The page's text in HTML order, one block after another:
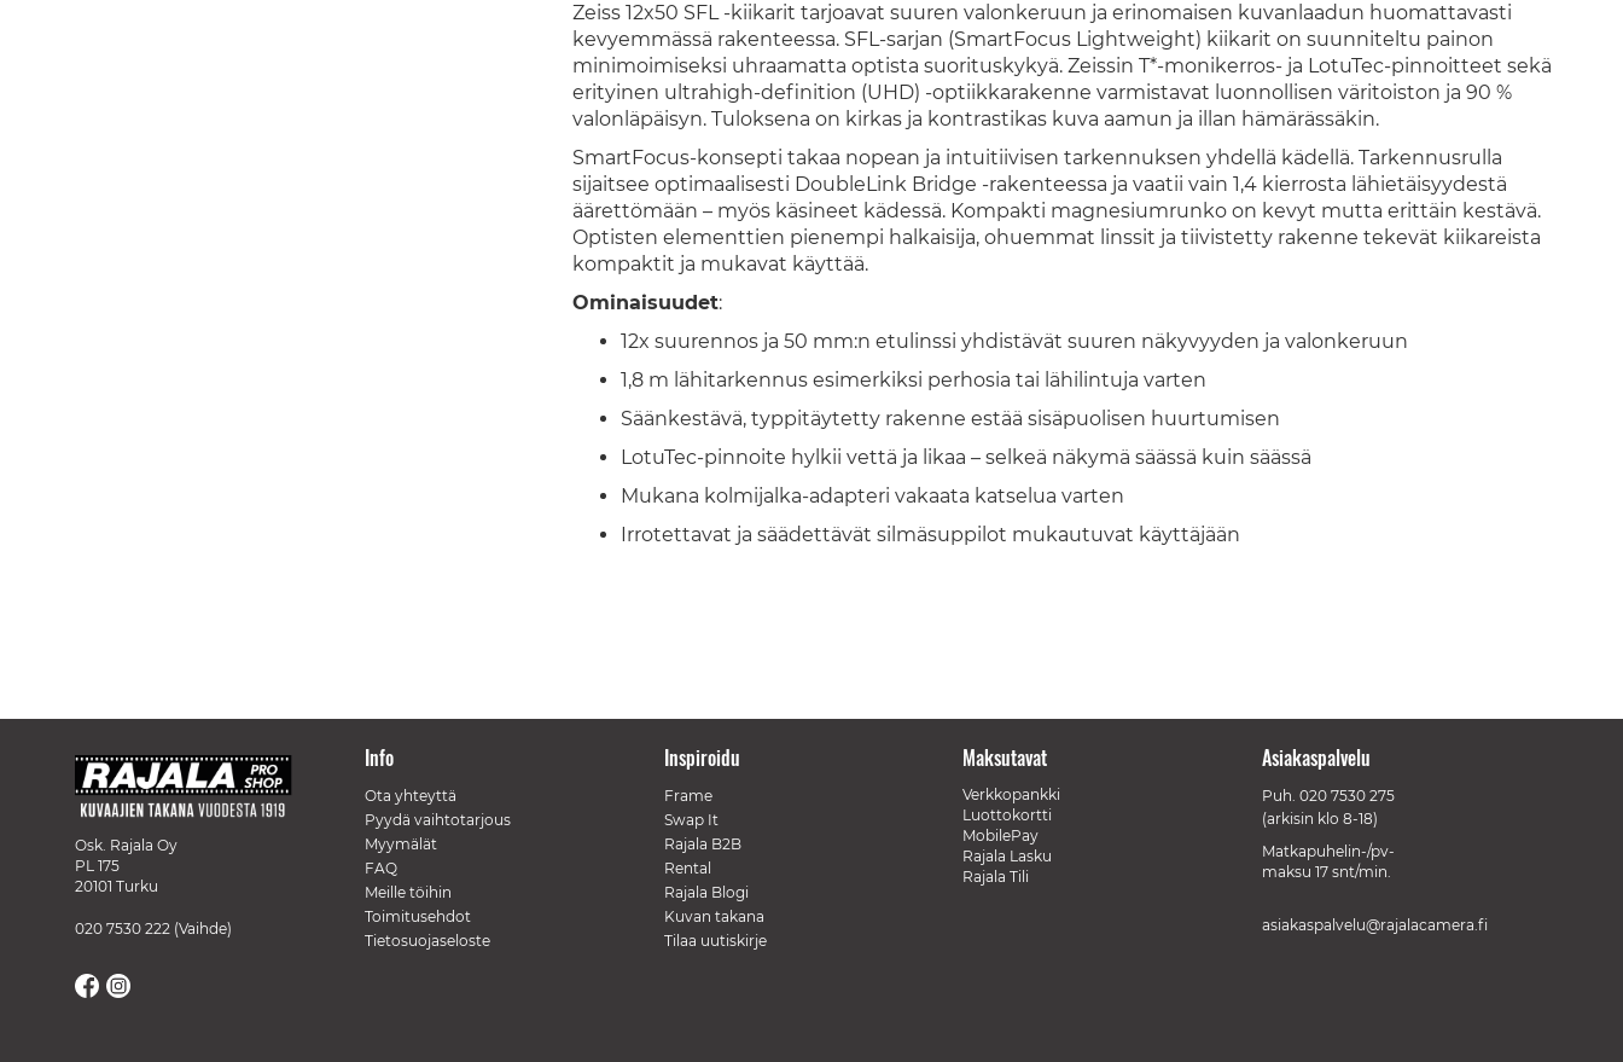
Zeiss 12x50 SFL -kiikarit tarjoavat suuren valonkeruun ja erinomaisen kuvanlaadun huomattavasti
kevyemmässä rakenteessa. SFL-sarjan (SmartFocus Lightweight) kiikarit on suunniteltu painon
minimoimiseksi uhraamatta optista suorituskykyä. Zeissin T*-monikerros- ja LotuTec-pinnoitteet sekä
erityinen ultrahigh-definition (UHD) -optiikkarakenne varmistavat luonnollisen väritoiston ja 90 %
valonläpäisyn. Tuloksena on kirkas ja kontrastikas kuva aamun ja illan hämärässäkin.
SmartFocus-konsepti takaa nopean ja intuitiivisen tarkennuksen yhdellä kädellä. Tarkennusrulla
sijaitsee optimaalisesti DoubleLink Bridge -rakenteessa ja vaatii vain 1,4 kierrosta lähietäisyydestä
äärettömään – myös käsineet kädessä. Kompakti magnesiumrunko on kevyt mutta erittäin kestävä.
Optisten elementtien pienempi halkaisija, ohuemmat linssit ja tiivistetty rakenne tekevät kiikareista
kompaktit ja mukavat käyttää.
Ominaisuudet:
12x suurennos ja 50 mm:n etulinssi yhdistävät suuren näkyvyyden ja valonkeruun
1,8 m lähitarkennus esimerkiksi perhosia tai lähilintuja varten
Säänkestävä, typpitäytetty rakenne estää sisäpuolisen huurtumisen
LotuTec-pinnoite hylkii vettä ja likaa – selkeä näkymä säässä kuin säässä
Mukana kolmijalka-adapteri vakaata katselua varten
Irrotettavat ja säädettävät silmäsuppilot mukautuvat käyttäjään
Osk. Rajala Oy
PL 175
20101 Turku
020 7530 222 (Vaihde)
Info
Ota yhteyttä
Pyydä vaihtotarjous
Myymälät
FAQ
Meille töihin
Toimitusehdot
Tietosuojaseloste
Inspiroidu
Frame
Swap It
Rajala B2B
Rental
Rajala Blogi
Kuvan takana
Tilaa uutiskirje
Maksutavat
Verkkopankki
Luottokortti
MobilePay
Rajala Lasku
Rajala Tili
Asiakaspalvelu
Puh. 020 7530 275
(arkisin klo 8-18)
Matkapuhelin-/pv-
maksu 17 snt/min.
asiakaspalvelu@rajalacamera.fi